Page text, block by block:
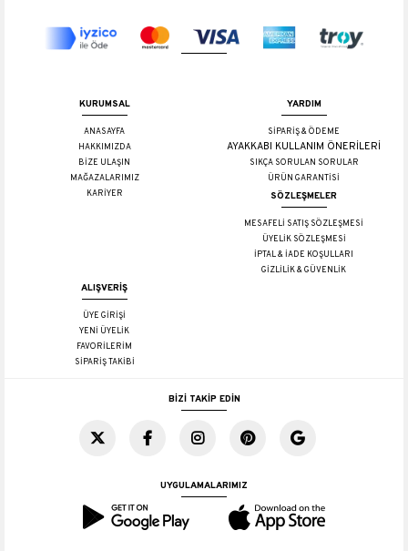
KURUMSAL
ANASAYFA
HAKKIMIZDA
BİZE ULAŞIN
MAĞAZALARIMIZ
KARİYER
YARDIM
SİPARİŞ & ÖDEME
AYAKKABI KULLANIM ÖNERİLERİ
SIKÇA SORULAN SORULAR
ÜRÜN GARANTİSİ
SÖZLEŞMELER
MESAFELİ SATIŞ SÖZLEŞMESİ
ÜYELİK SÖZLEŞMESİ
İPTAL & İADE KOŞULLARI
GİZLİLİK & GÜVENLİK
ALIŞVERİŞ
ÜYE GİRİŞİ
YENİ ÜYELİK
FAVORİLERİM
SİPARİŞ TAKİBİ
BİZİ TAKİP EDİN
UYGULAMALARIMIZ